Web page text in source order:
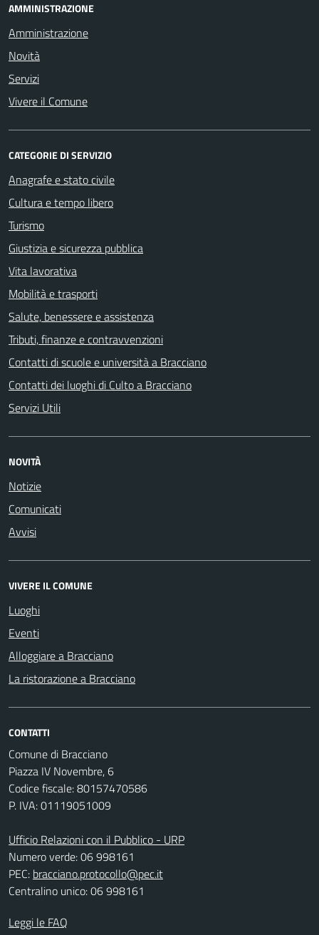
AMMINISTRAZIONE
Amministrazione
Novità
Servizi
Vivere il Comune
CATEGORIE DI SERVIZIO
Anagrafe e stato civile
Cultura e tempo libero
Turismo
Giustizia e sicurezza pubblica
Vita lavorativa
Mobilità e trasporti
Salute, benessere e assistenza
Tributi, finanze e contravvenzioni
Contatti di scuole e università a Bracciano
Contatti dei luoghi di Culto a Bracciano
Servizi Utili
NOVITÀ
Notizie
Comunicati
Avvisi
VIVERE IL COMUNE
Luoghi
Eventi
Alloggiare a Bracciano
La ristorazione a Bracciano
CONTATTI
Comune di Bracciano
Piazza IV Novembre, 6
Codice fiscale: 80157470586
P. IVA: 01119051009
Ufficio Relazioni con il Pubblico - URP
Numero verde: 06 998161
PEC: bracciano.protocollo@pec.it
Centralino unico: 06 998161
Leggi le FAQ